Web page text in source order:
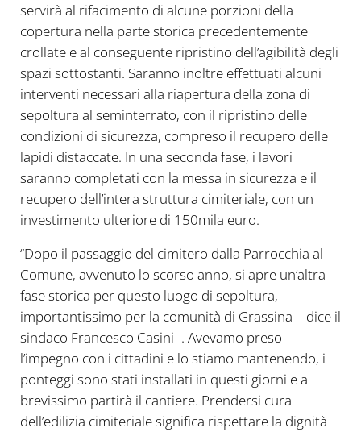
servirà al rifacimento di alcune porzioni della
copertura nella parte storica precedentemente
crollate e al conseguente ripristino dell’agibilità degli
spazi sottostanti. Saranno inoltre effettuati alcuni
interventi necessari alla riapertura della zona di
sepoltura al seminterrato, con il ripristino delle
condizioni di sicurezza, compreso il recupero delle
lapidi distaccate. In una seconda fase, i lavori
saranno completati con la messa in sicurezza e il
recupero dell’intera struttura cimiteriale, con un
investimento ulteriore di 150mila euro.
“Dopo il passaggio del cimitero dalla Parrocchia al
Comune, avvenuto lo scorso anno, si apre un’altra
fase storica per questo luogo di sepoltura,
importantissimo per la comunità di Grassina – dice il
sindaco Francesco Casini -. Avevamo preso
l’impegno con i cittadini e lo stiamo mantenendo, i
ponteggi sono stati installati in questi giorni e a
brevissimo partirà il cantiere. Prendersi cura
dell’edilizia cimiteriale significa rispettare la dignità